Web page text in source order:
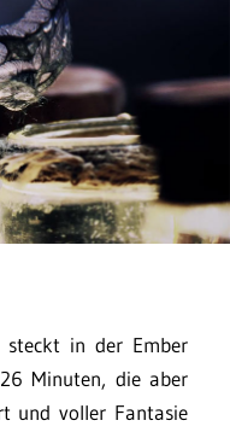
steckt in der Ember
Minuten, die aber
und voller Fantasie